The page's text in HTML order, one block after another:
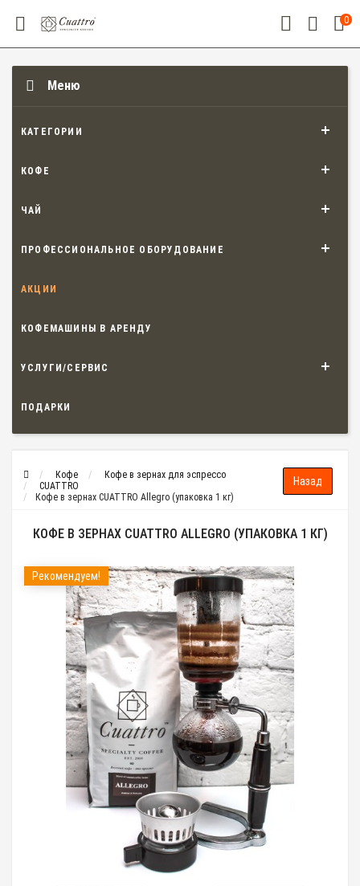
0
Меню
КАТЕГОРИИ
КОФЕ
ЧАЙ
ПРОФЕССИОНАЛЬНОЕ ОБОРУДОВАНИЕ
АКЦИИ
КОФЕМАШИНЫ В АРЕНДУ
УСЛУГИ/СЕРВИС
ПОДАРКИ
Кофе
Кофе в зернах для эспрессо
CUATTRO
Кофе в зернах CUATTRO Allegro (упаковка 1 кг)
КОФЕ В ЗЕРНАХ CUATTRO ALLEGRO (УПАКОВКА 1 КГ)
Рекомендуем!